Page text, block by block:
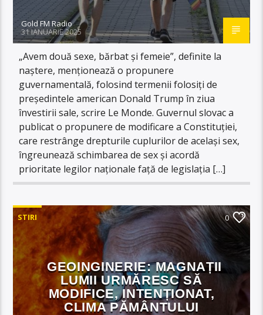
Gold FM Radio
31 IANUARIE 2025
„Avem două sexe, bărbat și femeie”, definite la
naștere, menționează o propunere
guvernamentală, folosind termenii folosiți de
președintele american Donald Trump în ziua
învestirii sale, scrire Le Monde. Guvernul slovac a
publicat o propunere de modificare a Constituției,
care restrânge drepturile cuplurilor de același sex,
îngreunează schimbarea de sex și acordă
prioritate legilor naționale față de legislația […]
STIRI 0
GEOINGINERIE: MAGNAȚII
LUMII URMĂRESC SĂ
MODIFICE, INTENȚIONAT,
CLIMA PĂMÂNTULUI